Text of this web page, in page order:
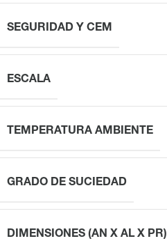
SEGURIDAD Y CEM
ESCALA
TEMPERATURA AMBIENTE
GRADO DE SUCIEDAD
DIMENSIONES (AN X AL X PR)